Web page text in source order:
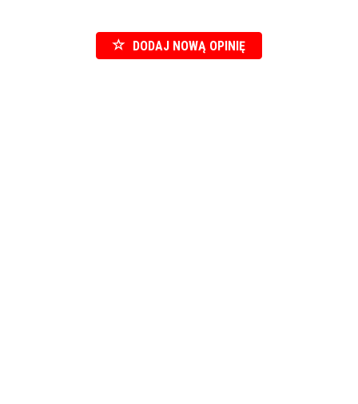
DODAJ NOWĄ OPINIĘ